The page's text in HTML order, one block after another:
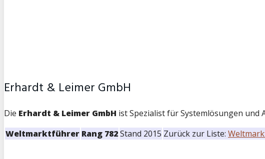
Erhardt & Leimer GmbH
Die Erhardt & Leimer GmbH ist Spezialist für Systemlösungen
Weltmarktführer Rang 782Stand 2015 Zurück zur Liste: